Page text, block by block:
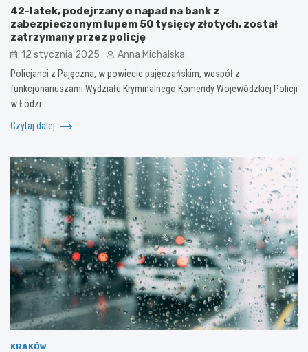
42-latek, podejrzany o napad na bank z
zabezpieczonym łupem 50 tysięcy złotych, został
zatrzymany przez policję
12 stycznia 2025 Anna Michalska
Policjanci z Pajęczna, w powiecie pajęczańskim, wespół z
funkcjonariuszami Wydziału Kryminalnego Komendy Wojewódzkiej Policji
w Łodzi…
Czytaj dalej
KRAKÓW